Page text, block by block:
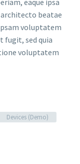
eaque ipsa
beatae
voluptatem
fugit, sed quia
voluptatem
Devices (Demo)